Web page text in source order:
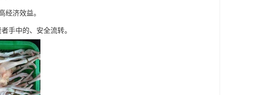
经济效益。
手中的、安全流转。